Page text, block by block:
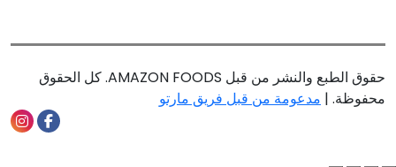
حقوق الطبع والنشر من قبل AMAZON FOODS. كل الحقوق
محفوظة. | مدعومة من قبل فريق مارتو